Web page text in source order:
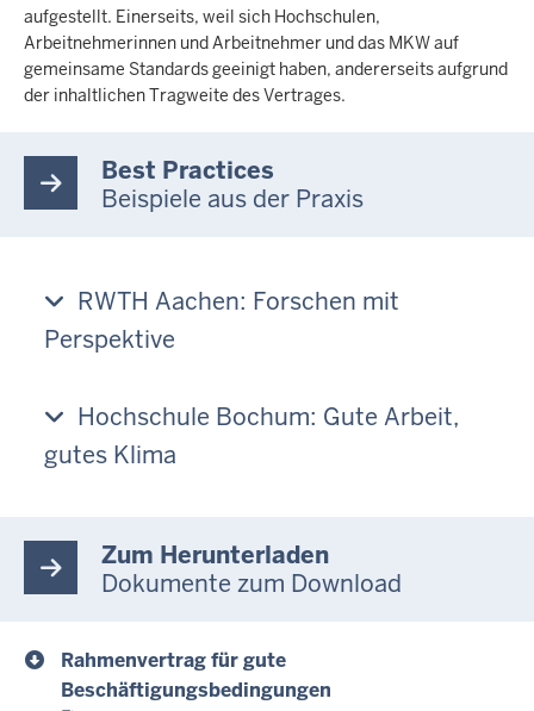
aufgestellt. Einerseits, weil sich Hochschulen,
Arbeitnehmerinnen und Arbeitnehmer und das MKW auf
gemeinsame Standards geeinigt haben, andererseits aufgrund
der inhaltlichen Tragweite des Vertrages.
Best Practices
Beispiele aus der Praxis
RWTH Aachen: Forschen mit
Perspektive
Hochschule Bochum: Gute Arbeit,
gutes Klima
Zum Herunterladen
Dokumente zum Download
Rahmenvertrag für gute
Beschäftigungsbedingungen